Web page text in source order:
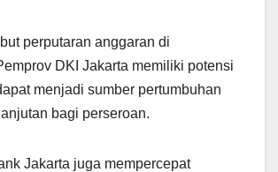
perputaran anggaran di
DKI Jakarta memiliki potensi
menjadi sumber pertumbuhan
bagi perseroan.
Jakarta juga mempercepat